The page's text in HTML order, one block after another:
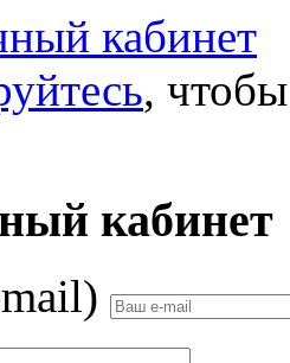
кабинет
,
кабинет